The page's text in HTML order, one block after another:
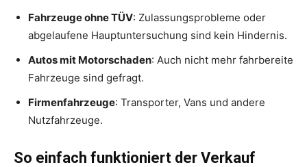
Fahrzeuge ohne TÜV: Zulassungsprobleme oder
abgelaufene Hauptuntersuchung sind kein Hindernis.
Autos mit Motorschaden: Auch nicht mehr fahrbereite
Fahrzeuge sind gefragt.
Firmenfahrzeuge: Transporter, Vans und andere
Nutzfahrzeuge.
So einfach funktioniert der Verkauf